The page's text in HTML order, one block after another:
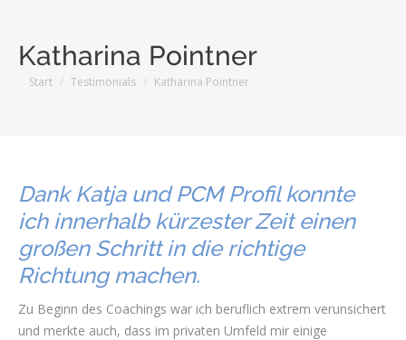
Katharina Pointner
Sie befinden sich hier:
Start Testimonials Katharina Pointner
Dank Katja und PCM Profil konnte
ich innerhalb kürzester Zeit einen
großen Schritt in die richtige
Richtung machen.
Zu Beginn des Coachings war ich beruflich extrem verunsichert
und merkte auch, dass im privaten Umfeld mir einige